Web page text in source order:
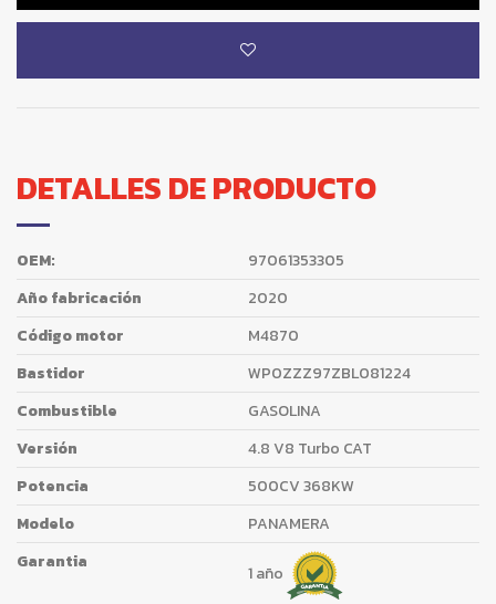
DETALLES DE PRODUCTO
OEM:
97061353305
Año fabricación
2020
Código motor
M4870
Bastidor
WP0ZZZ97ZBL081224
Combustible
GASOLINA
Versión
4.8 V8 Turbo CAT
Potencia
500CV 368KW
Modelo
PANAMERA
Garantia
1 año